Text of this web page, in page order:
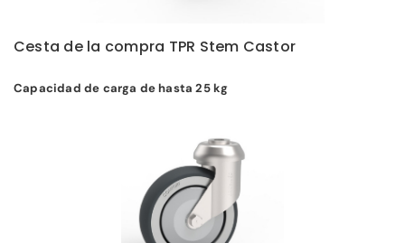
Cesta de la compra TPR Stem Castor
Capacidad de carga de hasta 25 kg